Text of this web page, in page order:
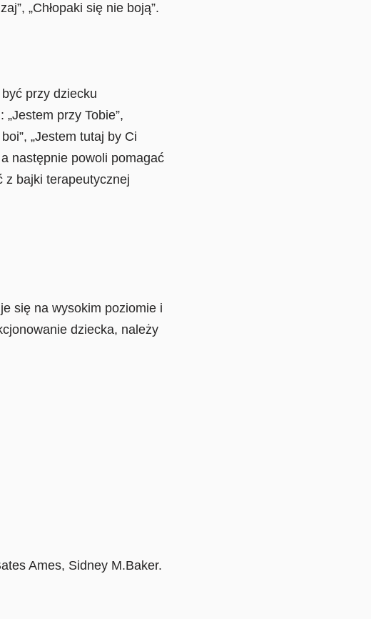
„Chłopaki się nie boją”.
przy dziecku
przy Tobie”,
„Jestem tutaj by Ci
następnie powoli pomagać
z bajki terapeutycznej
się na wysokim poziomie i
dziecka, należy
Ames, Sidney M.Baker.